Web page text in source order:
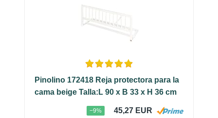
Pinolino 172418 Reja protectora para la
cama beige Talla:L 90 x B 33 x H 36 cm
−9% 45,27 EUR